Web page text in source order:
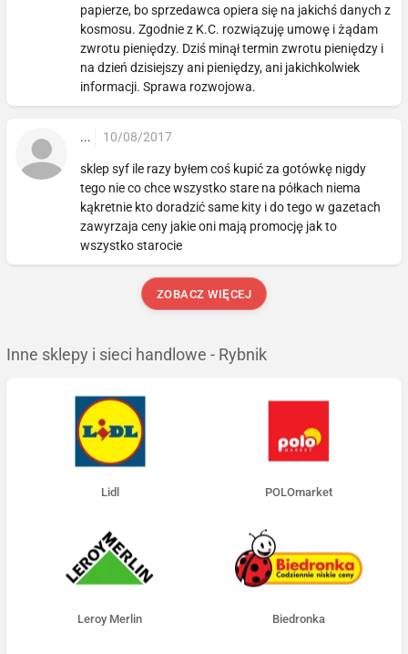
papierze, bo sprzedawca opiera się na jakichś danych z
kosmosu. Zgodnie z K.C. rozwiązuję umowę i żądam
zwrotu pieniędzy. Dziś minął termin zwrotu pieniędzy i
na dzień dzisiejszy ani pieniędzy, ani jakichkolwiek
informacji. Sprawa rozwojowa.
... 10/08/2017
sklep syf ile razy byłem coś kupić za gotówkę nigdy
tego nie co chce wszystko stare na półkach niema
kąkretnie kto doradzić same kity i do tego w gazetach
zawyrzaja ceny jakie oni mają promocję jak to
wszystko starocie
ZOBACZ WIĘCEJ
Inne sklepy i sieci handlowe - Rybnik
Lidl POLOmarket
Leroy Merlin Biedronka